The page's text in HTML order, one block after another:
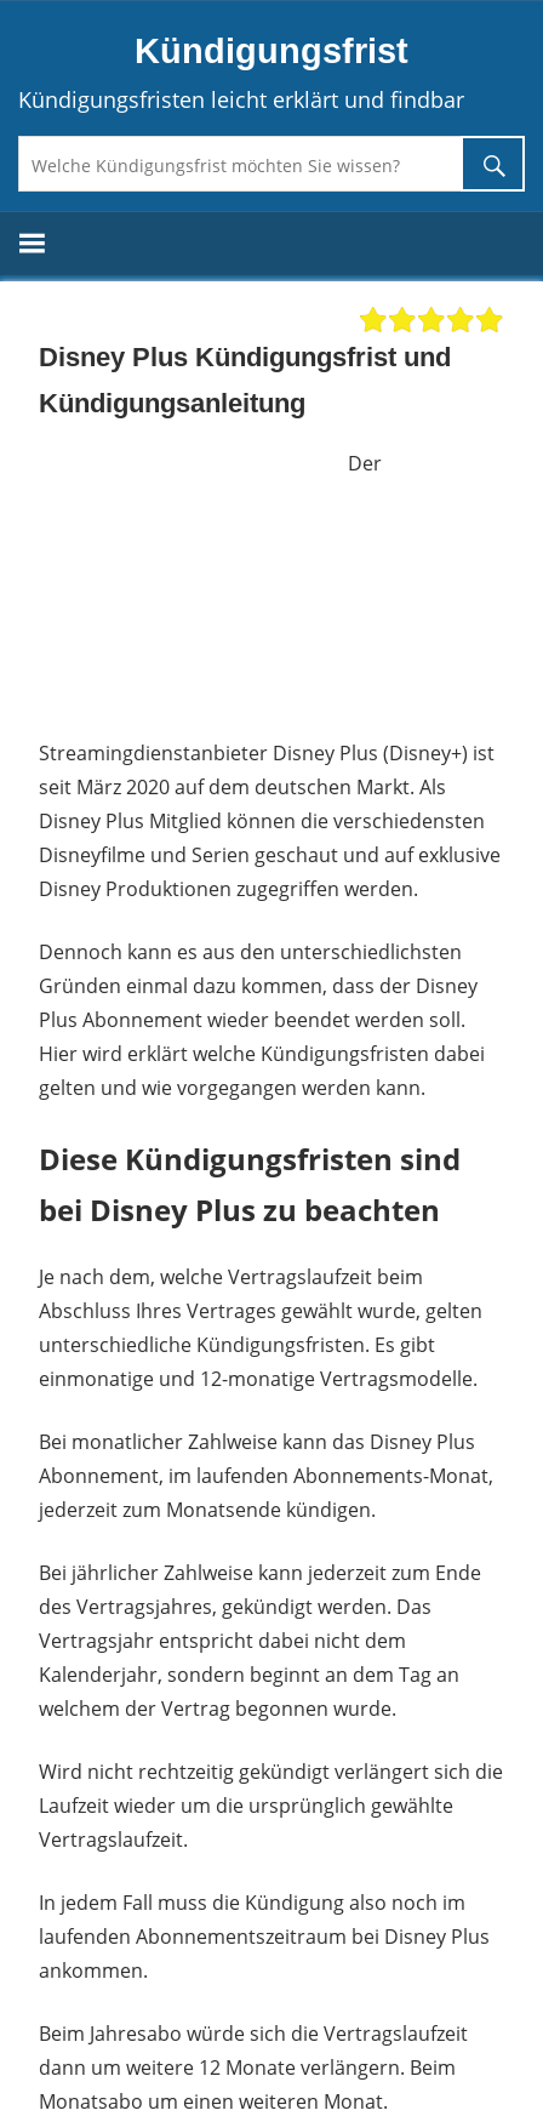
Kündigungsfrist
Kündigungsfristen leicht erklärt und findbar
Disney Plus Kündigungsfrist und
Kündigungsanleitung
Der
Streamingdienstanbieter Disney Plus (Disney+) ist
seit März 2020 auf dem deutschen Markt. Als
Disney Plus Mitglied können die verschiedensten
Disneyfilme und Serien geschaut und auf exklusive
Disney Produktionen zugegriffen werden.
Dennoch kann es aus den unterschiedlichsten
Gründen einmal dazu kommen, dass der Disney
Plus Abonnement wieder beendet werden soll.
Hier wird erklärt welche Kündigungsfristen dabei
gelten und wie vorgegangen werden kann.
Diese Kündigungsfristen sind
bei Disney Plus zu beachten
Je nach dem, welche Vertragslaufzeit beim
Abschluss Ihres Vertrages gewählt wurde, gelten
unterschiedliche Kündigungsfristen. Es gibt
einmonatige und 12-monatige Vertragsmodelle.
Bei monatlicher Zahlweise kann das Disney Plus
Abonnement, im laufenden Abonnements-Monat,
jederzeit zum Monatsende kündigen.
Bei jährlicher Zahlweise kann jederzeit zum Ende
des Vertragsjahres, gekündigt werden. Das
Vertragsjahr entspricht dabei nicht dem
Kalenderjahr, sondern beginnt an dem Tag an
welchem der Vertrag begonnen wurde.
Wird nicht rechtzeitig gekündigt verlängert sich die
Laufzeit wieder um die ursprünglich gewählte
Vertragslaufzeit.
In jedem Fall muss die Kündigung also noch im
laufenden Abonnementszeitraum bei Disney Plus
ankommen.
Beim Jahresabo würde sich die Vertragslaufzeit
dann um weitere 12 Monate verlängern. Beim
Monatsabo um einen weiteren Monat.